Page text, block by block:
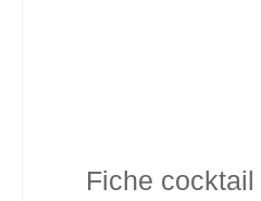
Fiche cocktail